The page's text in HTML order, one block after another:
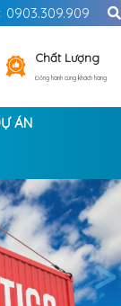
0903.309.909
Chất Lượng
Đồng hành cùng khách hàng
ÁN
>